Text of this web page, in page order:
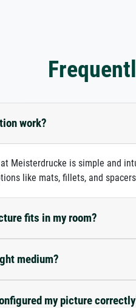
work?
Meisterdrucke is simple and
like mats, fillets, and
fits in my room?
medium?
my picture